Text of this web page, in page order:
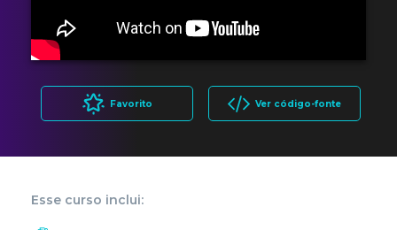
Favorito Ver código-fonte
Esse curso inclui: